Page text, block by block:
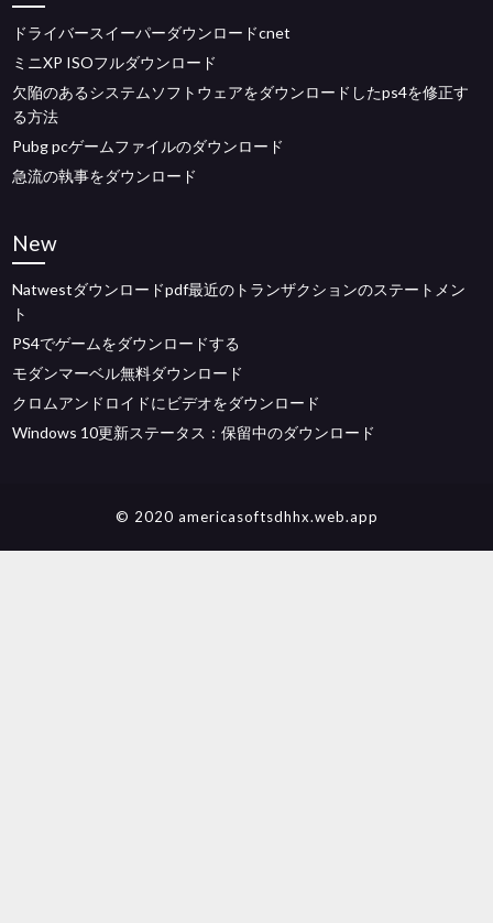
ドライバースイーパーダウンロードcnet
ミニXP ISOフルダウンロード
欠陥のあるシステムソフトウェアをダウンロードしたps4を修正す
る方法
Pubg pcゲームファイルのダウンロード
急流の執事をダウンロード
New
Natwestダウンロードpdf最近のトランザクションのステートメン
ト
PS4でゲームをダウンロードする
モダンマーベル無料ダウンロード
クロムアンドロイドにビデオをダウンロード
Windows 10更新ステータス：保留中のダウンロード
© 2020 americasoftsdhhx.web.app